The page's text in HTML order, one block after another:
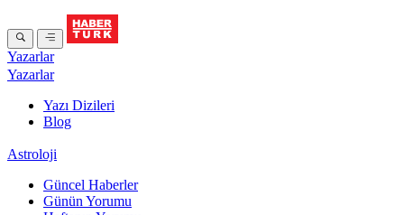
Yazarlar
Yazarlar
Yazı Dizileri
Blog
Astroloji
Güncel Haberler
Günün Yorumu